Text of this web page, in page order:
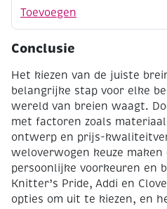
Toevoegen
met
cm
12mm
aantal
Conclusie
Het kiezen van de juiste
belangrijke stap voor elke
wereld van breien waagt.
met factoren zoals
ontwerp en prijs-
weloverwogen keuze
persoonlijke voorkeuren en
Knitter’s Pride, Addi en
opties om uit te kiezen, en